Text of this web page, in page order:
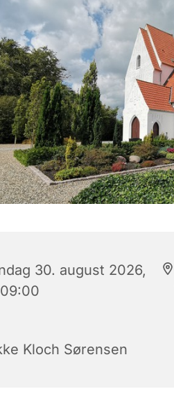
30. august 2026,
Kloch Sørensen